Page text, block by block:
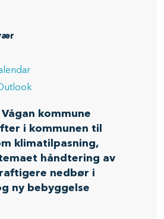
kommune
i kommunen til
klimatilpasning,
håndtering av
nedbør i
ny bebyggelse